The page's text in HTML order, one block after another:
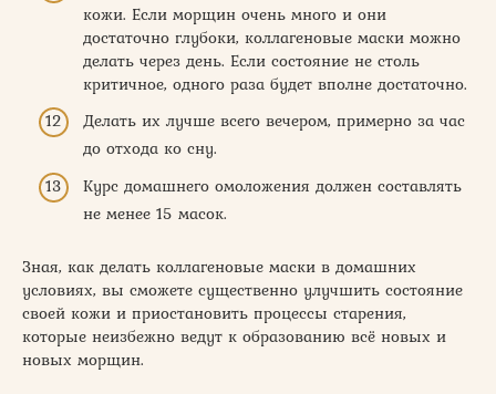
кожи. Если морщин очень много и они
достаточно глубоки, коллагеновые маски можно
делать через день. Если состояние не столь
критичное, одного раза будет вполне достаточно.
Делать их лучше всего вечером, примерно за час
до отхода ко сну.
Курс домашнего омоложения должен составлять
не менее 15 масок.
Зная, как делать коллагеновые маски в домашних
условиях, вы сможете существенно улучшить состояние
своей кожи и приостановить процессы старения,
которые неизбежно ведут к образованию всё новых и
новых морщин.